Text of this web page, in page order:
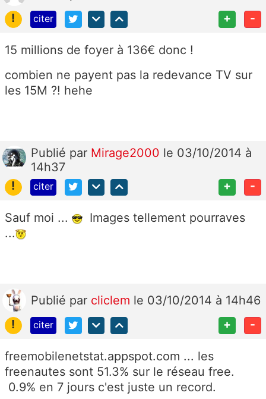
!
citer + -
15 millions de foyer à 136€ donc !
combien ne payent pas la redevance TV sur
les 15M ?! hehe
Publié par Mirage2000 le 03/10/2014 à
14h37
!
citer + -
Sauf moi ...
Images tellement pourraves
...
Publié par cliclem le 03/10/2014 à 14h46
!
citer + -
freemobilenetstat.appspot.com ... les
freenautes sont 51.3% sur le réseau free.
0.9% en 7 jours c'est juste un record.